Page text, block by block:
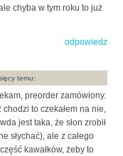
chyba w tym roku to już
odpowiedz
temu:
preorder zamówiony.
to czekałem na nie,
jest taka, że słon zrobił
słychać), ale z całego
kawałków, żeby to